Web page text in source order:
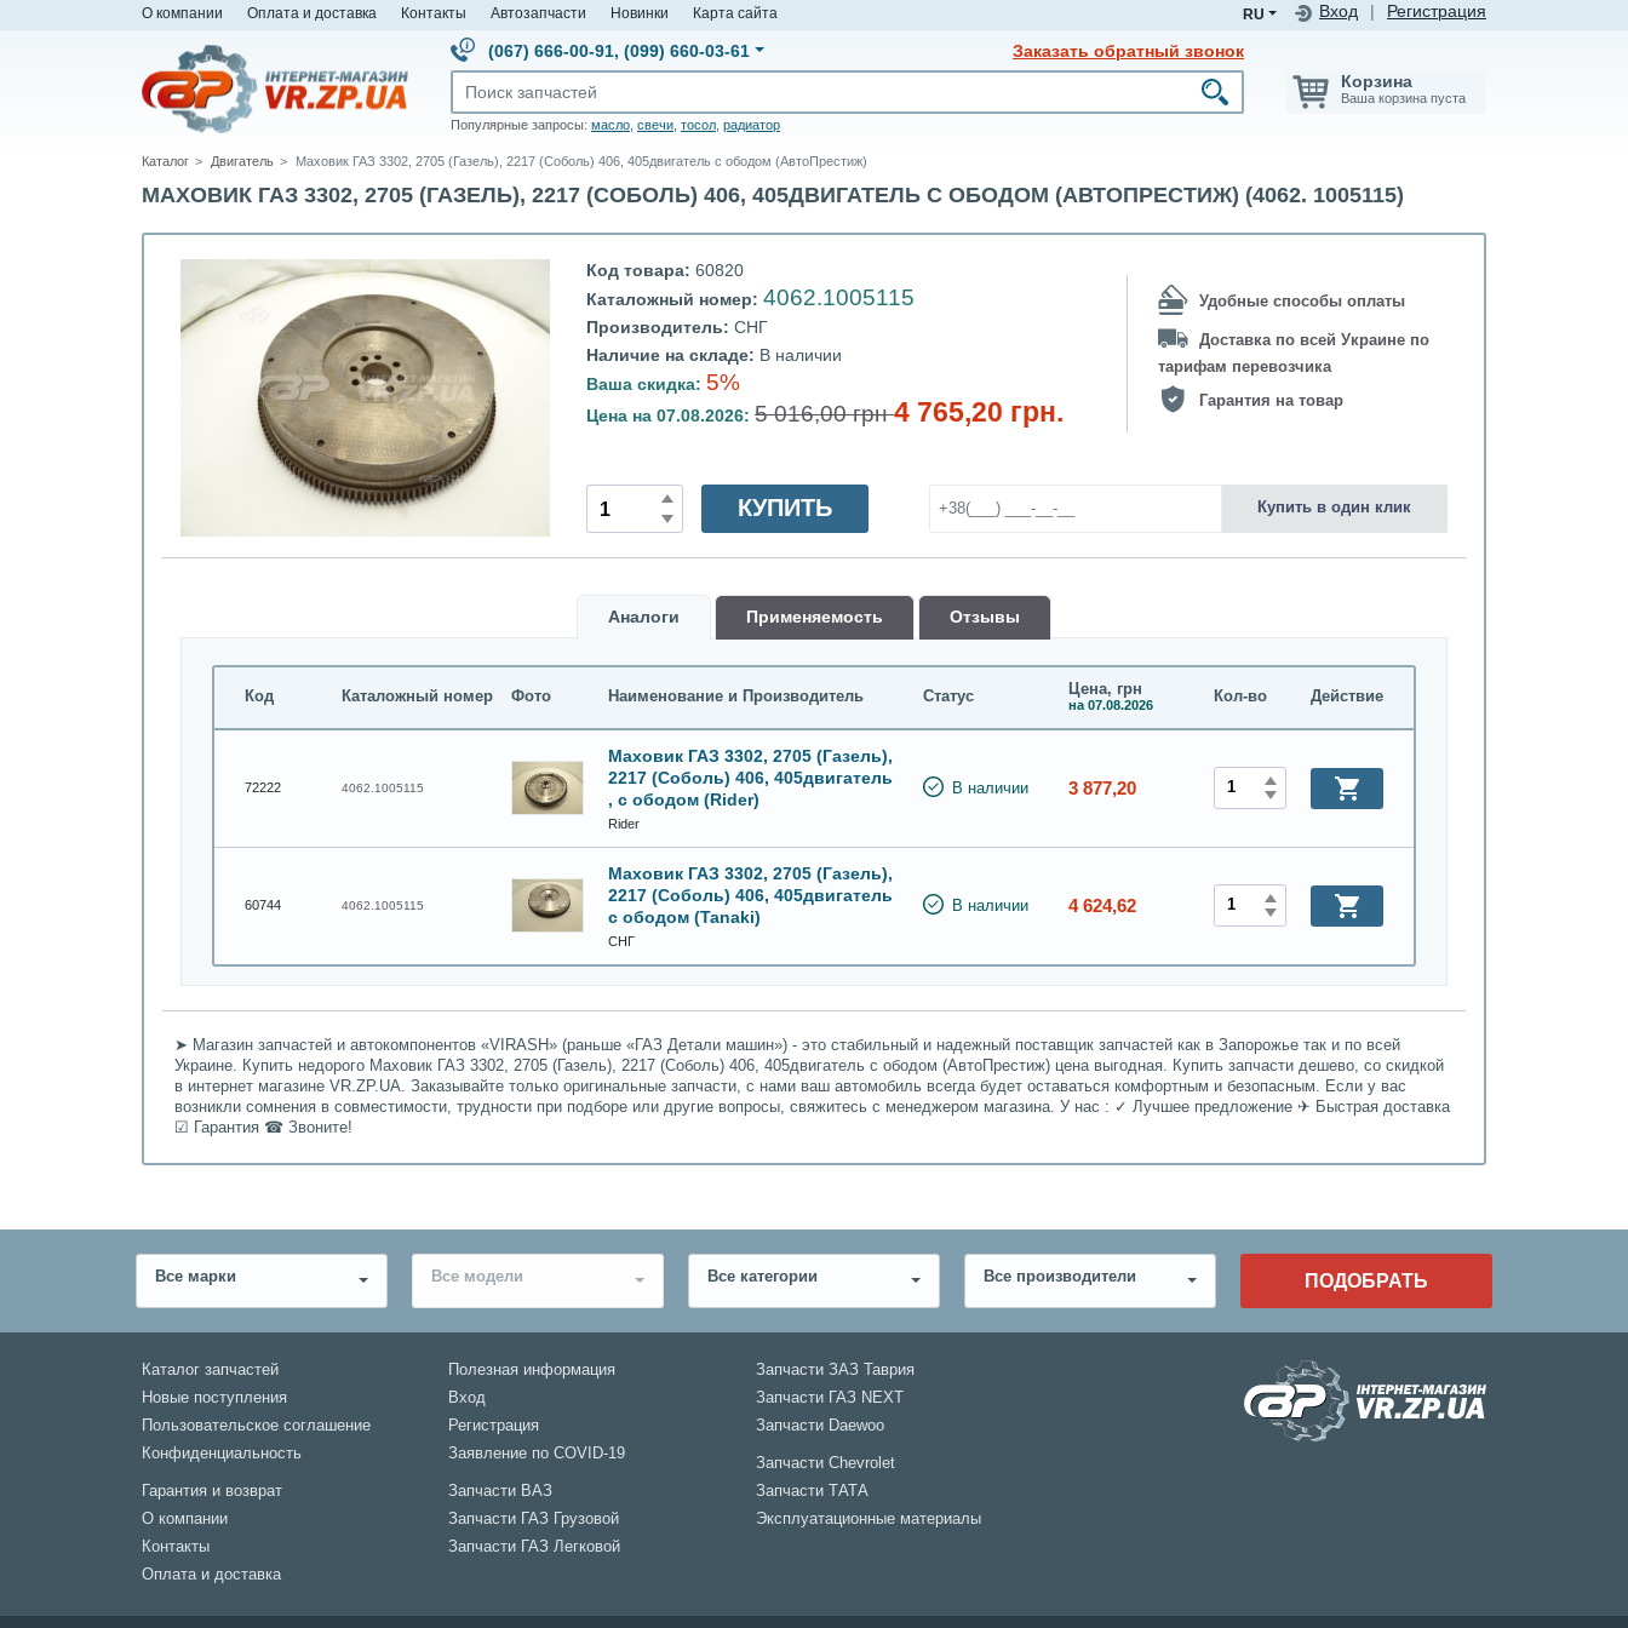
О компании Оплата и доставка Контакты Автозапчасти Новинки Карта сайта Вход Регистрация
RU
(067) 666-00-91, (099) 660-03-61 Заказать обратный звонок
Популярные запросы: масло свечи тосол радиатор
Корзина
Ваша корзина пуста
Каталог Двигатель Маховик ГАЗ 3302, 2705 (Газель), 2217 (Соболь) 406, 405двигатель с ободом (АвтоПрестиж)
МАХОВИК ГАЗ 3302, 2705 (ГАЗЕЛЬ), 2217 (СОБОЛЬ) 406, 405ДВИГАТЕЛЬ С ОБОДОМ (АВТОПРЕСТИЖ) (4062. 1005115)
Код товара: 60820
Каталожный номер: 4062.1005115
Производитель: СНГ
Наличие на складе: В наличии
Ваша скидка: 5%
Цена на 07.08.2026: 5 016,00 грн4 765,20 грн.
Удобные способы оплаты
Доставка по всей Украине по
тарифам перевозчика
Гарантия на товар
КУПИТЬ Купить в один клик
Аналоги Применяемость Oтзывы
Код Каталожный номер Фото Наименование и Производитель Статус Цена, грн
на 07.08.2026 Кол-во Действие
72222 4062.1005115
Маховик ГАЗ 3302, 2705 (Газель),
2217 (Соболь) 406, 405двигатель
, с ободом (Rider)
Rider
В наличии 3 877,20
60744 4062.1005115
Маховик ГАЗ 3302, 2705 (Газель),
2217 (Соболь) 406, 405двигатель
с ободом (Tanaki)
СНГ
В наличии 4 624,62
➤ Магазин запчастей и автокомпонентов «VIRASH» (раньше «ГАЗ Детали машин») - это стабильный и надежный поставщик запчастей как в Запорожье так и по всей
Украине. Купить недорого Маховик ГАЗ 3302, 2705 (Газель), 2217 (Соболь) 406, 405двигатель с ободом (АвтоПрестиж) цена выгодная. Купить запчасти дешево, со скидкой
в интернет магазине VR.ZP.UA. Заказывайте только оригинальные запчасти, с нами ваш автомобиль всегда будет оставаться комфортным и безопасным. Если у вас
возникли сомнения в совместимости, трудности при подборе или другие вопросы, свяжитесь с менеджером магазина. У нас : ✓ Лучшее предложение ✈ Быстрая доставка
☑ Гарантия ☎ Звоните!
Все марки Все модели Все категории Все производители ПОДОБРАТЬ
Каталог запчастей
Новые поступления
Пользовательское соглашение
Конфиденциальность
Гарантия и возврат
О компании
Контакты
Оплата и доставка
Полезная информация
Вход
Регистрация
Заявление по COVID-19
Запчасти ВАЗ
Запчасти ГАЗ Грузовой
Запчасти ГАЗ Легковой
Запчасти ЗАЗ Таврия
Запчасти ГАЗ NEXT
Запчасти Daewoo
Запчасти Chevrolet
Запчасти ТАТА
Эксплуатационные материалы